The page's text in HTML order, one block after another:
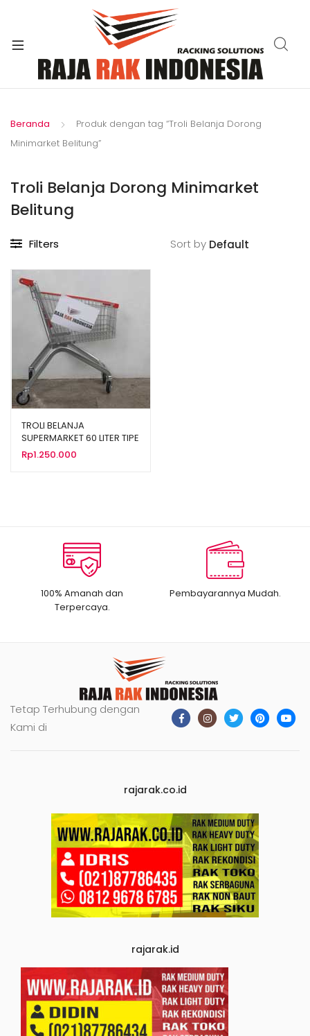
Beranda
Produk dengan tag “Troli Belanja Dorong
Minimarket Belitung”
Troli Belanja Dorong Minimarket
Belitung
Filters Sort by
TROLI BELANJA
SUPERMARKET 60 LITER TIPE
TS-60L
Rp1.250.000
100% Amanah dan
Terpercaya.
Pembayarannya Mudah.
Tetap Terhubung dengan
Kami di
rajarak.co.id
rajarak.id